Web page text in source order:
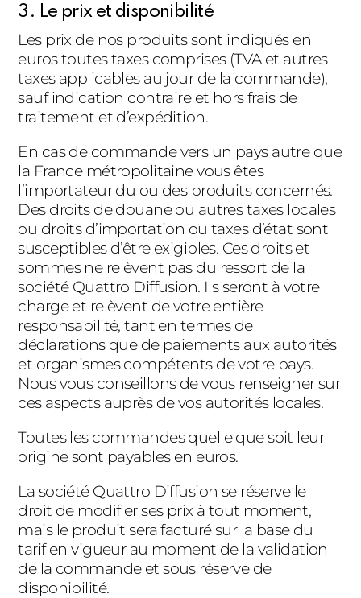
3. Le prix et disponibilité
Les prix de nos produits sont indiqués en
euros toutes taxes comprises (TVA et autres
taxes applicables au jour de la commande),
sauf indication contraire et hors frais de
traitement et d’expédition.
En cas de commande vers un pays autre que
la France métropolitaine vous êtes
l’importateur du ou des produits concernés.
Des droits de douane ou autres taxes locales
ou droits d’importation ou taxes d’état sont
susceptibles d’être exigibles. Ces droits et
sommes ne relèvent pas du ressort de la
société Quattro Diffusion. Ils seront à votre
charge et relèvent de votre entière
responsabilité, tant en termes de
déclarations que de paiements aux autorités
et organismes compétents de votre pays.
Nous vous conseillons de vous renseigner sur
ces aspects auprès de vos autorités locales.
Toutes les commandes quelle que soit leur
origine sont payables en euros.
La société Quattro Diffusion se réserve le
droit de modifier ses prix à tout moment,
mais le produit sera facturé sur la base du
tarif en vigueur au moment de la validation
de la commande et sous réserve de
disponibilité.